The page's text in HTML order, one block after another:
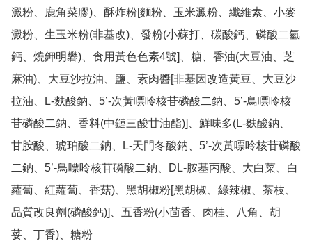
澱粉、鹿角菜膠)、酥炸粉[麵粉、玉米澱粉、纖維素、小麥
澱粉、生玉米粉(非基改)、發粉(小蘇打、碳酸鈣、磷酸二氫
鈣、燒鉀明礬)、食用黃色色素4號]、糖、香油(大豆油、芝
麻油)、大豆沙拉油、鹽、素肉醬[非基因改造黃豆、大豆沙
拉油、L-麩酸鈉、5’-次黃嘌呤核苷磷酸二鈉、5’-鳥嘌呤核
苷磷酸二鈉、香料(中鏈三酸甘油酯)]、鮮味多(L-麩酸鈉、
甘胺酸、琥珀酸二鈉、L-天門冬酸鈉、5’-次黃嘌呤核苷磷酸
二鈉、5’-鳥嘌呤核苷磷酸二鈉、DL-胺基丙酸、大白菜、白
蘿蔔、紅蘿蔔、香菇)、黑胡椒粉[黑胡椒、綠辣椒、茶枝、
品質改良劑(磷酸鈣)]、五香粉(小茴香、肉桂、八角、胡
荽、丁香)、糖粉